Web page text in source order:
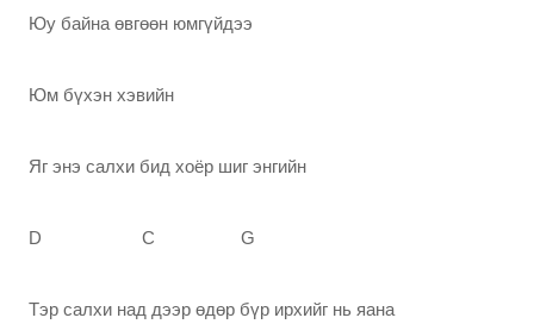
Юу байна өвгөөн юмгүйдээ
Юм бүхэн хэвийн
Яг энэ салхи бид хоёр шиг энгийн
D C G
Тэр салхи над дээр өдөр бүр ирхийг нь яана